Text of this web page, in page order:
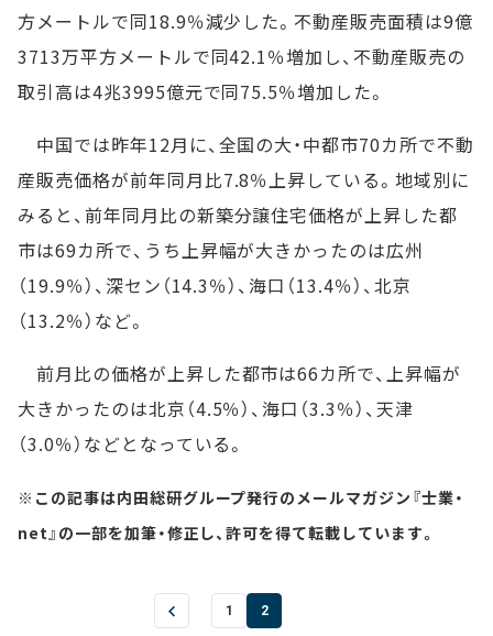
方メートルで同18.9％減少した。不動産販売面積は9億
3713万平方メートルで同42.1％増加し、不動産販売の
取引高は4兆3995億元で同75.5％増加した。
中国では昨年12月に、全国の大・中都市70カ所で不動
産販売価格が前年同月比7.8％上昇している。地域別に
みると、前年同月比の新築分譲住宅価格が上昇した都
市は69カ所で、うち上昇幅が大きかったのは広州
（19.9％）、深セン（14.3％）、海口（13.4％）、北京
（13.2％）など。
前月比の価格が上昇した都市は66カ所で、上昇幅が
大きかったのは北京（4.5％）、海口（3.3％）、天津
（3.0％）などとなっている。
※この記事は内田総研グループ発行のメールマガジン『士業・
net』の一部を加筆・修正し、許可を得て転載しています。
1 2